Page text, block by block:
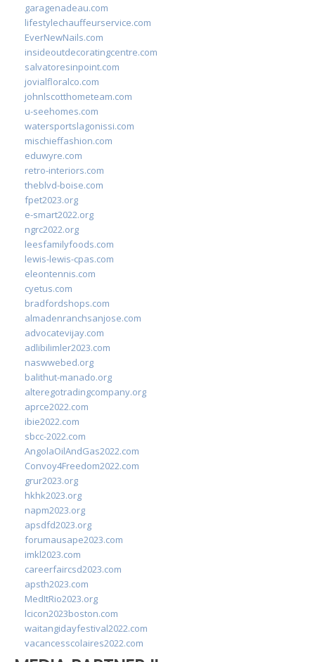
garagenadeau.com
lifestylechauffeurservice.com
EverNewNails.com
insideoutdecoratingcentre.com
salvatoresinpoint.com
jovialfloralco.com
johnlscotthometeam.com
u-seehomes.com
watersportslagonissi.com
mischieffashion.com
eduwyre.com
retro-interiors.com
theblvd-boise.com
fpet2023.org
e-smart2022.org
ngrc2022.org
leesfamilyfoods.com
lewis-lewis-cpas.com
eleontennis.com
cyetus.com
bradfordshops.com
almadenranchsanjose.com
advocatevijay.com
adlibilimler2023.com
naswwebed.org
balithut-manado.org
alteregotradingcompany.org
aprce2022.com
ibie2022.com
sbcc-2022.com
AngolaOilAndGas2022.com
Convoy4Freedom2022.com
grur2023.org
hkhk2023.org
napm2023.org
apsdfd2023.org
forumausape2023.com
imkl2023.com
careerfaircsd2023.com
apsth2023.com
MedItRio2023.org
lcicon2023boston.com
waitangidayfestival2022.com
vacancesscolaires2022.com